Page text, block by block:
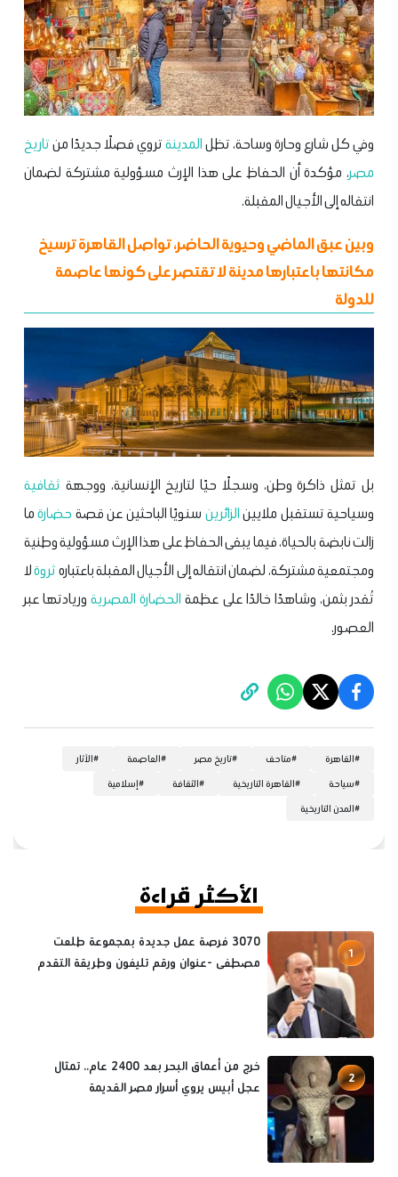
وفي كل شارع وحارة وساحة، تظلالمدينةتروي فصلًا جديدًا منتاريخ
مصر، مؤكدة أن الحفاظ على هذا الإرث مسؤولية مشتركة لضمان
انتقاله إلى الأجيال المقبلة.
وبين عبق الماضي وحيوية الحاضر، تواصل القاهرة ترسيخ
مكانتها باعتبارها مدينة لا تقتصر على كونها عاصمة
للدولة
بل تمثل ذاكرة وطن، وسجلًا حيًا لتاريخ الإنسانية، ووجهة ثقافية
وسياحية تستقبل ملايينالزائرين سنويًا الباحثين عن قصة حضارةما
زالت نابضة بالحياة، فيما يبقى الحفاظ على هذا الإرث مسؤولية وطنية
ومجتمعية مشتركة، لضمان انتقاله إلى الأجيال المقبلة باعتبارهثروةلا
تُقدر بثمن، وشاهدًا خالدًا على عظمة الحضارة المصريةوريادتها عبر
العصور.
#القاهرة #متاحف #تاريخ مصر #العاصمة #الآثار
#سياحة #القاهرة التاريخية #الثقافة #إسلامية
#المدن التاريخية
الأكثر قراءة
1
3070 فرصة عمل جديدة بمجموعة طلعت
مصطفى -عنوان ورقم تليفون وطريقة التقدم
2
خرج من أعماق البحر بعد 2400 عام.. تمثال
عجل أبيس يروي أسرار مصر القديمة